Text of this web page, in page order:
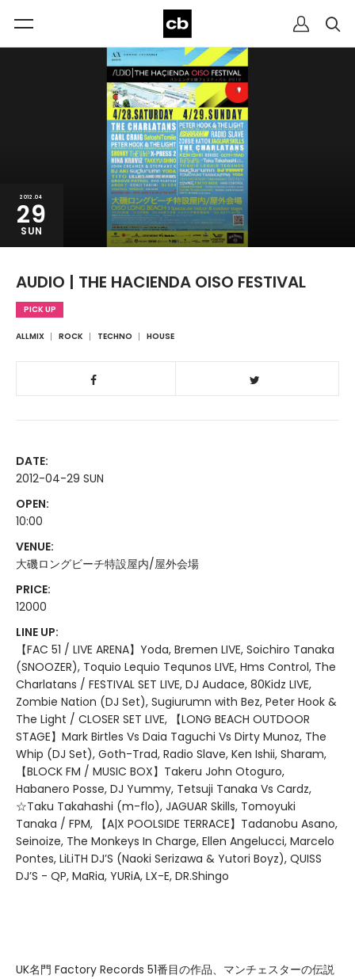
2012.04
29
SUN
AUDIO | THE HACIENDA OISO FESTIVAL
PICK UP
ALLMIX ROCK TECHNO HOUSE
DATE:
2012-04-29 SUN
OPEN:
10:00
VENUE:
大磯ロングビーチ特設屋内/屋外会場
PRICE:
12000
LINE UP:
【FAC 51 / LIVE ARENA】Yoda, Bremen LIVE, Soichiro Tanaka
(SNOOZER), Toquio Lequio Tequnos LIVE, Hms Control, The
Charlatans / FESTIVAL SET LIVE, DJ Audace, 80Kidz LIVE,
Zombie Nation (DJ Set), Sugiurumn with Bez, Peter Hook &
The Light / CLOSER SET LIVE, 【LONG BEACH OUTDOOR
STAGE】Mark Birtles Vs Daia Taguchi Vs Dirty Munoz, The
Whip (DJ Set), Goth-Trad, Radio Slave, Ken Ishii, Sharam,
【BLOCK FM / MUSIC BOX】Takeru John Otoguro,
Habanero Posse, DJ Yummy, Tetsuji Tanaka Vs Cardz,
☆Taku Takahashi (m-flo), JAGUAR Skills, Tomoyuki
Tanaka / FPM, 【A|X POOLSIDE TERRACE】Tadanobu Asano,
Seinoize, The Monkeys In Charge, Ellen Angelucci, Marcelo
Pontes, LiLiTH DJ’S (Naoki Serizawa & Yutori Boyz), QUISS
DJ’S - QP, MaRia, YURiA, LX-E, DR.Shingo
UK名門 Factory Records 51番目の作品、マンチェスターの伝説